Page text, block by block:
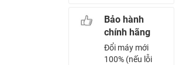
Bảo hành
chính hãng
Đổi máy mới
100% (nếu lỗi